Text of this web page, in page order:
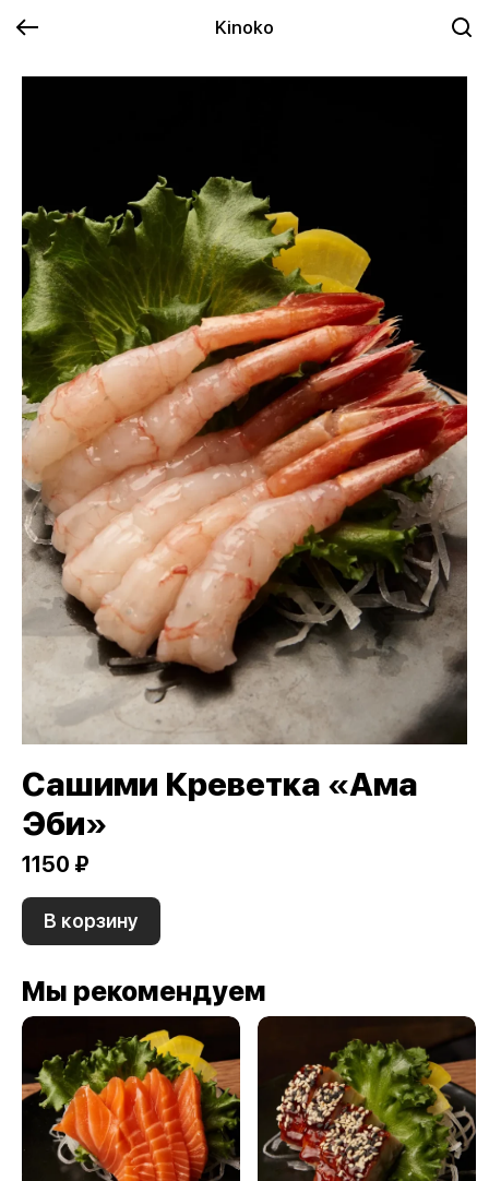
Kinoko
Сашими Креветка «Ама
Эби»
1150 ₽
В корзину
Мы рекомендуем